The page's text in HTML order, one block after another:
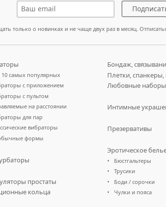
только о новинках и не чаще двух раз в месяц.
10 самых популярных
с приложением
с пультом
на расстоянии
для пар
вибраторы
формы
простаты
кольца
Бондаж,
Плетки,
Любовные наборы
Интимные
Презервативы
Эротическое
Бюстгальтеры
Трусики
Боди / сорочки
Чулки и пояса